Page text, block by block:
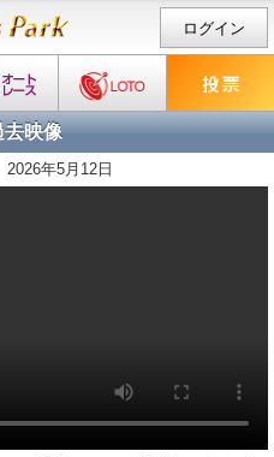
ログイン
去映像
2026年5月12日